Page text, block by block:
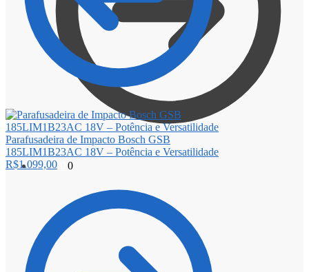
R$0,00 0
Parafusadeira de Impacto Bosch GSB
185LIM1B23AC 18V – Potência e Versatilidade
R$1.099,00